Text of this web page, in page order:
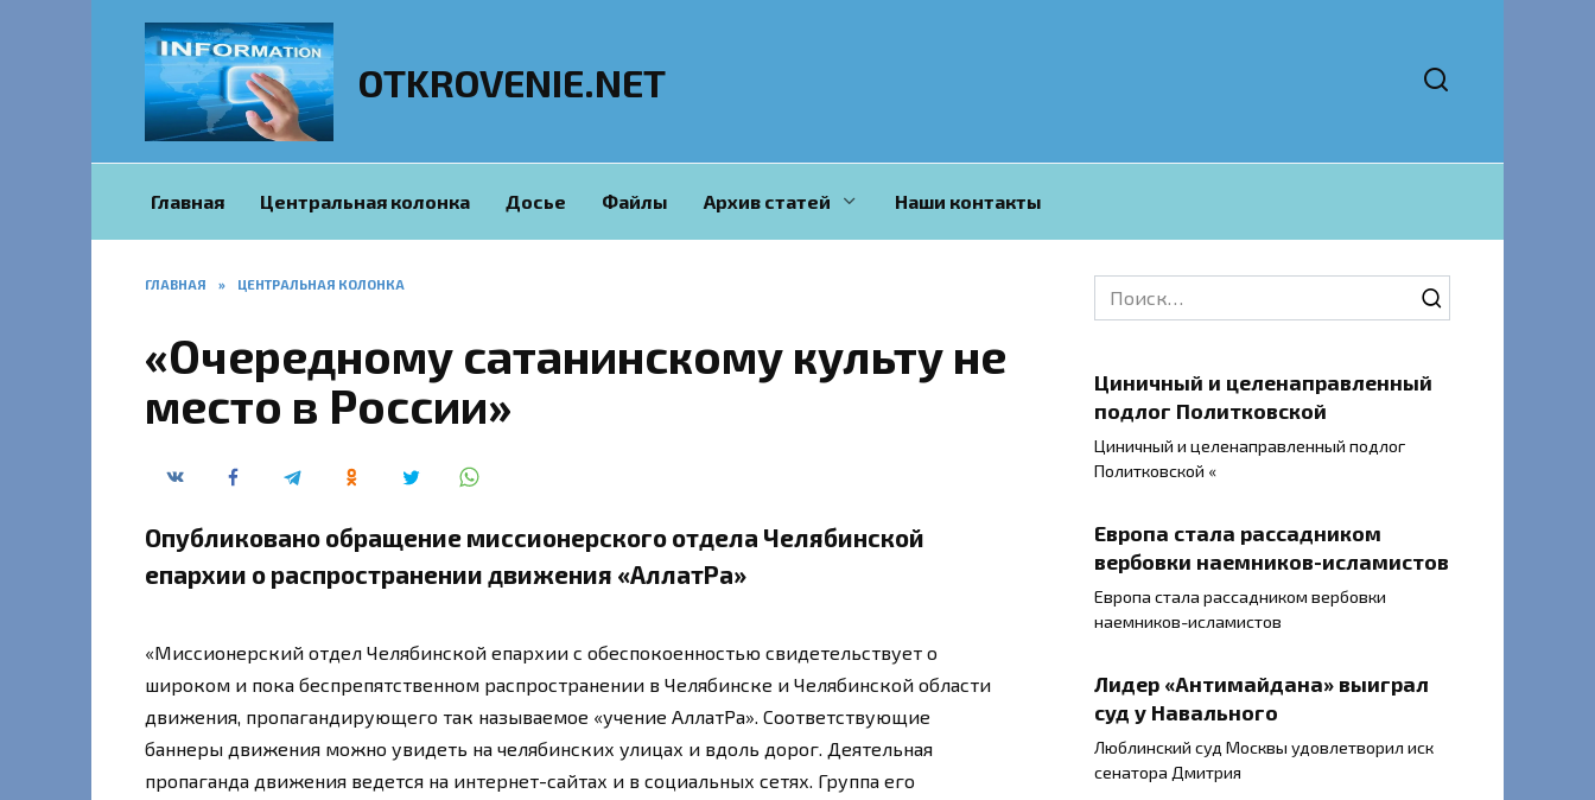
OTKROVENIE.NET
Главная Центральная колонка Досье Файлы Архив статей Наши контакты
ГЛАВНАЯ » ЦЕНТРАЛЬНАЯ КОЛОНКА
«Очередному сатанинскому культу не
место в России»
Опубликовано обращение миссионерского отдела Челябинской
епархии о распространении движения «АллатРа»
«Миссионерский отдел Челябинской епархии с обеспокоенностью свидетельствует о
широком и пока беспрепятственном распространении в Челябинске и Челябинской области
движения, пропагандирующего так называемое «учение АллатРа». Соответствующие
баннеры движения можно увидеть на челябинских улицах и вдоль дорог. Деятельная
пропаганда движения ведется на интернет-сайтах и в социальных сетях. Группа его
Search
for:
Циничный и целенаправленный
подлог Политковской
Циничный и целенаправленный подлог
Политковской «
Европа стала рассадником
вербовки наемников-исламистов
Европа стала рассадником вербовки
наемников-исламистов
Лидер «Антимайдана» выиграл
суд у Навального
Люблинский суд Москвы удовлетворил иск
сенатора Дмитрия